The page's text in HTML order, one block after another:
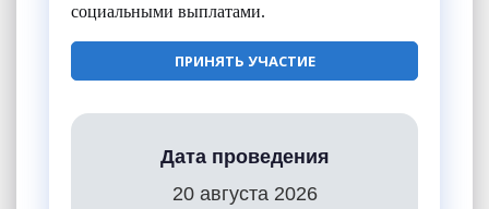
социальными выплатами.
ПРИНЯТЬ УЧАСТИЕ
Дата проведения
20 августа 2026